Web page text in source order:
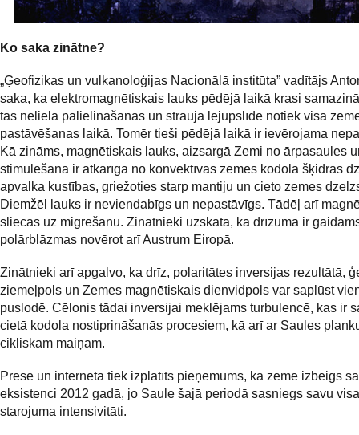
Ko saka zinātne?
„Ģeofizikas un vulkanoloģijas Nacionālā institūta” vadītājs
saka, ka elektromagnētiskais lauks pēdējā laikā krasi
tās nelielā palielināšanās un straujā lejupslīde notiek visā
pastāvēšanas laikā. Tomēr tieši pēdējā laikā ir ievērojama
Kā zināms, magnētiskais lauks, aizsargā Zemi no ārpasaules
stimulēšana ir atkarīga no konvektīvās zemes kodola šķidrās
apvalka kustības, griežoties starp mantiju un cieto zemes
Diemžēl lauks ir neviendabīgs un nepastāvīgs. Tādēļ arī
sliecas uz migrēšanu. Zinātnieki uzskata, ka drīzumā ir
polārblāzmas novērot arī Austrum Eiropā.
Zinātnieki arī apgalvo, ka drīz, polaritātes inversijas rezultātā,
ziemeļpols un Zemes magnētiskais dienvidpols var saplūst
puslodē. Cēlonis tādai inversijai meklējams turbulencē, kas ir
cietā kodola nostiprināšanās procesiem, kā arī ar Saules
cikliskām maiņām.
Presē un internetā tiek izplatīts pieņēmums, ka zeme izbeigs
eksistenci 2012 gadā, jo Saule šajā periodā sasniegs savu
starojuma intensivitāti.